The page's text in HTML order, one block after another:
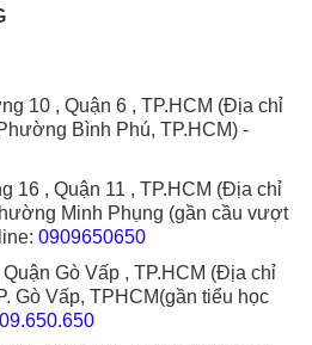
10 , Quận 6 , TP.HCM (Địa chỉ
Bình Phú, TP.HCM) -
16 , Quận 11 , TP.HCM (Địa chỉ
Minh Phụng (gần cầu vượt
0909650650
Gò Vấp , TP.HCM (Địa chỉ
Gò Vấp, TPHCM(gần tiểu học